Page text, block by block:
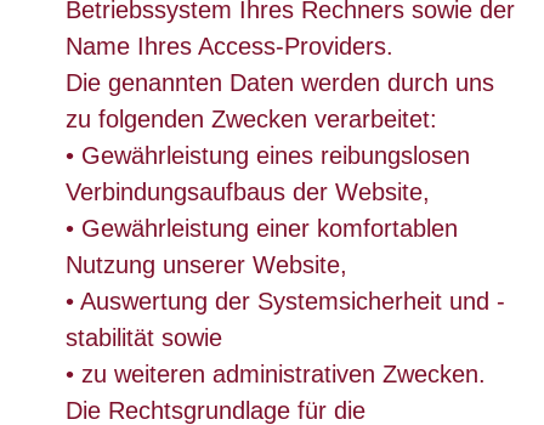
Betriebssystem Ihres Rechners sowie der
Name Ihres Access-Providers.
Die genannten Daten werden durch uns
zu folgenden Zwecken verarbeitet:
• Gewährleistung eines reibungslosen
Verbindungsaufbaus der Website,
• Gewährleistung einer komfortablen
Nutzung unserer Website,
• Auswertung der Systemsicherheit und -
stabilität sowie
• zu weiteren administrativen Zwecken.
Die Rechtsgrundlage für die